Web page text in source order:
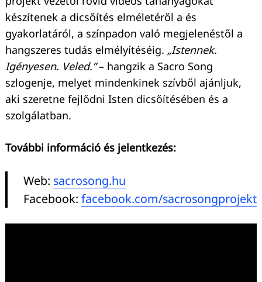
készítenek a dicsőítés elméletéről a és
gyakorlatáról, a színpadon való megjelenéstől a
hangszeres tudás elmélyítéséig. „Istennek.
Igényesen. Veled.”– hangzik a Sacro Song
szlogenje, melyet mindenkinek szívből ajánljuk,
aki szeretne fejlődni Isten dicsőítésében és a
szolgálatban.
További információ és jelentkezés:
Web: sacrosong.hu
Facebook: facebook.com/sacrosongprojekt